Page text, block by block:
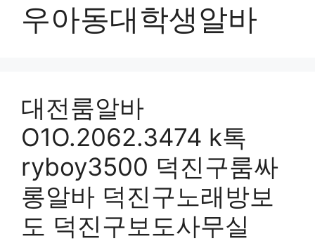
우아동대학생알바
대전룸알바
O1O.2062.3474 k톡
ryboy3500 덕진구룸싸
롱알바 덕진구노래방보
도 덕진구보도사무실